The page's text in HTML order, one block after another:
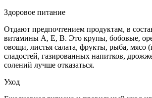
Здоровое питание
Отдают предпочтением продуктам, в
витамины А, Е, В. Это крупы, бобовые,
овощи, листья салата, фрукты, рыба, мясо
сладостей, газированных напитков,
солений лучше отказаться.
Уход